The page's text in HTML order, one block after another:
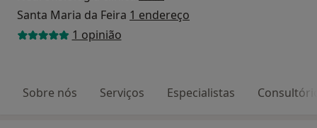
Santa Maria da Feira 1 endereço
1 opinião
Sobre nós Serviços Especialistas